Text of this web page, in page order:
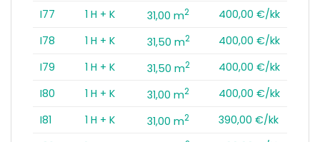
I77
1 H + K 31,00 m2
400,00 €/kk
I78
1 H + K 31,50 m2
400,00 €/kk
I79
1 H + K 31,50 m2
400,00 €/kk
I80
1 H + K 31,00 m2
400,00 €/kk
I81
1 H + K 31,00 m2
390,00 €/kk